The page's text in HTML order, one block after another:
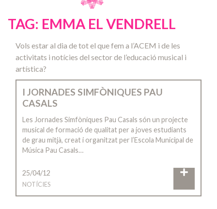
TAG: EMMA EL VENDRELL
Vols estar al dia de tot el que fem a l’ACEM i de les
activitats i notícies del sector de l’educació musical i
artística?
I JORNADES SIMFÒNIQUES PAU
CASALS
Les Jornades Simfòniques Pau Casals són un projecte
musical de formació de qualitat per a joves estudiants
de grau mitjà, creat i organitzat per l’Escola Municipal de
Música Pau Casals…
25/04/12
NOTÍCIES